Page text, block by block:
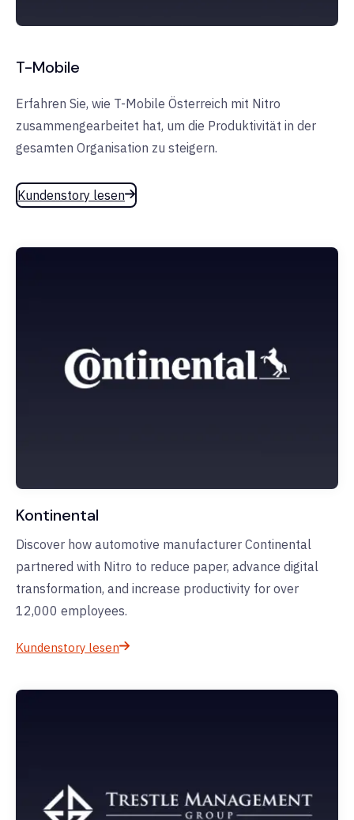
T-Mobile
Erfahren Sie, wie T-Mobile Österreich mit Nitro
zusammengearbeitet hat, um die Produktivität in der
gesamten Organisation zu steigern.
Kundenstory lesen
Kontinental
Discover how automotive manufacturer Continental
partnered with Nitro to reduce paper, advance digital
transformation, and increase productivity for over
12,000 employees.
Kundenstory lesen